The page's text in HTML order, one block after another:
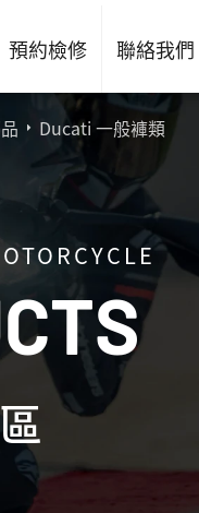
預約檢修 聯絡我們
CTS
Ducati 一般褲類